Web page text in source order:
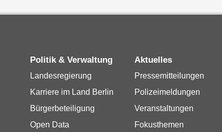
Politik & Verwaltung
Landesregierung
Karriere im Land Berlin
Bürgerbeteiligung
Open Data
Aktuelles
Pressemitteilungen
Polizeimeldungen
Veranstaltungen
Fokusthemen